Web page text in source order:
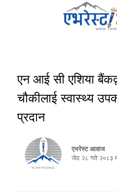
एन आई सी एशिया
चौकीलाई स्वास्थ्य
प्रदान
एभरेस्ट आवाज
जेठ २८ गते २०८३